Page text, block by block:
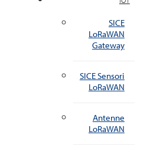
SICE
LoRaWAN
Gateway
SICE Sensori
LoRaWAN
Antenne
LoRaWAN